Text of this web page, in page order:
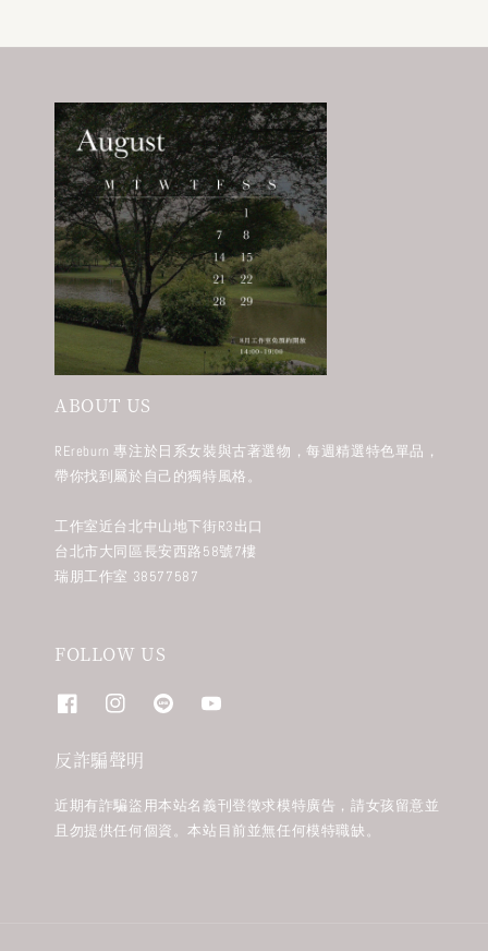
ABOUT US
REreburn 專注於日系女裝與古著選物，每週精選特色單品，
帶你找到屬於自己的獨特風格。
工作室近台北中山地下街R3出口
台北市大同區長安西路58號7樓
瑞朋工作室 38577587
FOLLOW US
反詐騙聲明
近期有詐騙盜用本站名義刊登徵求模特廣告，請女孩留意並
且勿提供任何個資。本站目前並無任何模特職缺。